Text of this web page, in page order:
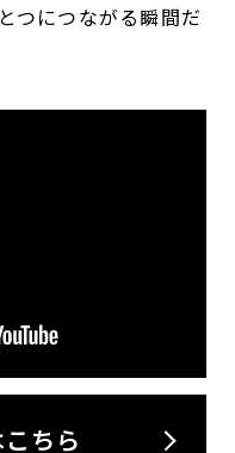
つにつながる瞬間だ
ちら